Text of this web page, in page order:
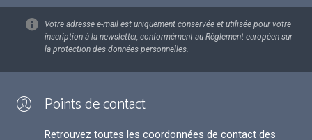
Votre adresse e-mail est uniquement conservée et utilisée pour votre
inscription à la newsletter, conformément au Règlement européen sur
la protection des données personnelles.
Points de contact
Retrouvez toutes les coordonnées de contact des